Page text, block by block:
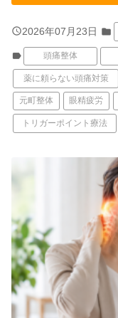
query_builder2026年07月23日 folder
label 頭痛整体
薬に頼らない頭痛対策
元町整体 眼精疲労
トリガーポイント療法